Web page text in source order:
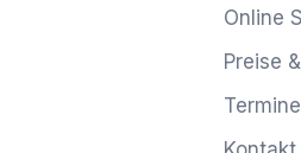
Online
Preise